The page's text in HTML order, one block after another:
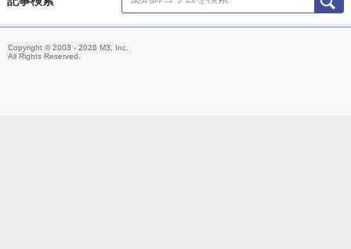
Copyright © 2003 - 2026 M3, Inc.
All Rights Reserved.